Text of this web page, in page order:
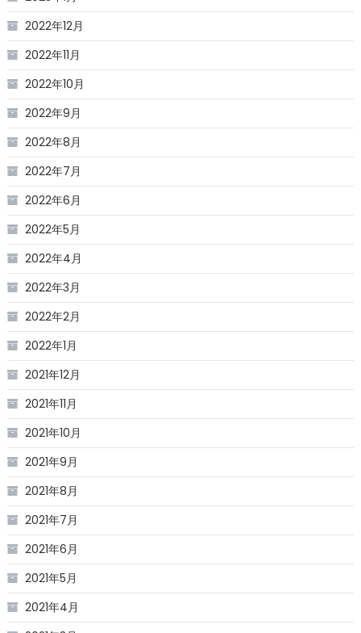
2022年12月
2022年11月
2022年10月
2022年9月
2022年8月
2022年7月
2022年6月
2022年5月
2022年4月
2022年3月
2022年2月
2022年1月
2021年12月
2021年11月
2021年10月
2021年9月
2021年8月
2021年7月
2021年6月
2021年5月
2021年4月